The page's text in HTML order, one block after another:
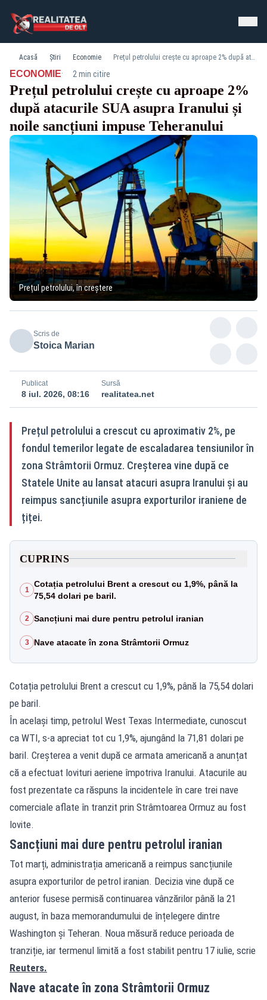
Acasă Știri Economie Prețul petrolului crește cu aproape 2% după atacurile SUA asupra Iranului și noile sancțiuni impuse Teheranului
ECONOMIE· 2 min citire
Prețul petrolului crește cu aproape 2%
după atacurile SUA asupra Iranului și
noile sancțiuni impuse Teheranului
Prețul petrolului, în creștere
Scris de
Stoica Marian
Publicat
8 iul. 2026, 08:16
Sursă
realitatea.net
Prețul petrolului a crescut cu aproximativ 2%, pe
fondul temerilor legate de escaladarea tensiunilor în
zona Strâmtorii Ormuz. Creșterea vine după ce
Statele Unite au lansat atacuri asupra Iranului și au
reimpus sancțiunile asupra exporturilor iraniene de
țiței.
CUPRINS
1
Cotația petrolului Brent a crescut cu 1,9%, până la
75,54 dolari pe baril.
2 Sancțiuni mai dure pentru petrolul iranian
3 Nave atacate în zona Strâmtorii Ormuz
Cotația petrolului Brent a crescut cu 1,9%, până la 75,54 dolari
pe baril.
În același timp, petrolul West Texas Intermediate, cunoscut
ca WTI, s-a apreciat tot cu 1,9%, ajungând la 71,81 dolari pe
baril. Creșterea a venit după ce armata americană a anunțat
că a efectuat lovituri aeriene împotriva Iranului. Atacurile au
fost prezentate ca răspuns la incidentele în care trei nave
comerciale aflate în tranzit prin Strâmtoarea Ormuz au fost
lovite.
Sancțiuni mai dure pentru petrolul iranian
Tot marți, administrația americană a reimpus sancțiunile
asupra exporturilor de petrol iranian. Decizia vine după ce
anterior fusese permisă continuarea vânzărilor până la 21
august, în baza memorandumului de înțelegere dintre
Washington și Teheran. Noua măsură reduce perioada de
tranziție, iar termenul limită a fost stabilit pentru 17 iulie, scrie
Reuters.
Nave atacate în zona Strâmtorii Ormuz